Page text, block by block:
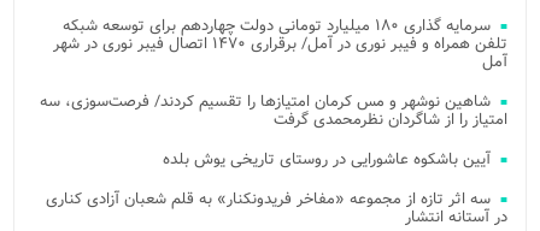
سرمایه گذاری ۱۸۰ میلیارد تومانی دولت چهاردهم برای توسعه شبکه
تلفن همراه و فیبر نوری در آمل/ برقراری ۱۴۷۰ اتصال فیبر نوری در شهر
آمل
شاهین نوشهر و مس کرمان امتیازها را تقسیم کردند/ فرصت‌سوزی، سه
امتیاز را از شاگردان نظرمحمدی گرفت
آیین باشکوه عاشورایی در روستای تاریخی یوش بلده
سه اثر تازه از مجموعه «مفاخر فریدونکنار» به قلم شعبان آزادی کناری
در آستانه انتشار